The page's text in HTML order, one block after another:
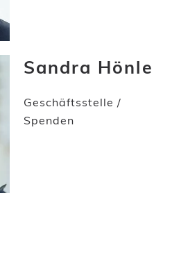
Sandra Hönle
Geschäftsstelle /
Spenden